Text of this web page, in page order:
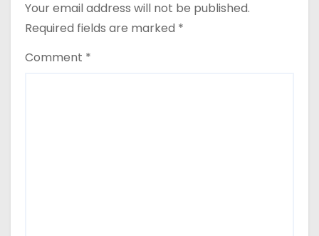
Your email address will not be published.
Required fields are marked *
Comment *